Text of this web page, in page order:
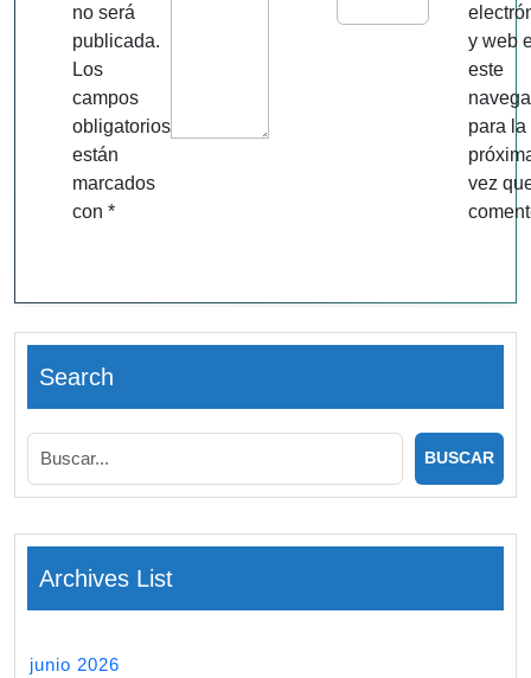
no será
publicada.
Los
campos
obligatorios
están
marcados
con *
y web
este
para la
vez
Search
Archives List
junio 2026